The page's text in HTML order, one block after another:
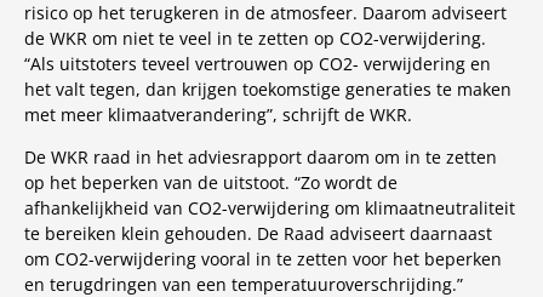
risico op het terugkeren in de atmosfeer. Daarom adviseert
de WKR om niet te veel in te zetten op CO2-verwijdering.
“Als uitstoters teveel vertrouwen op CO2- verwijdering en
het valt tegen, dan krijgen toekomstige generaties te maken
met meer klimaatverandering”, schrijft de WKR.
De WKR raad in het adviesrapport daarom om in te zetten
op het beperken van de uitstoot. “Zo wordt de
afhankelijkheid van CO2-verwijdering om klimaatneutraliteit
te bereiken klein gehouden. De Raad adviseert daarnaast
om CO2-verwijdering vooral in te zetten voor het beperken
en terugdringen van een temperatuuroverschrijding.”